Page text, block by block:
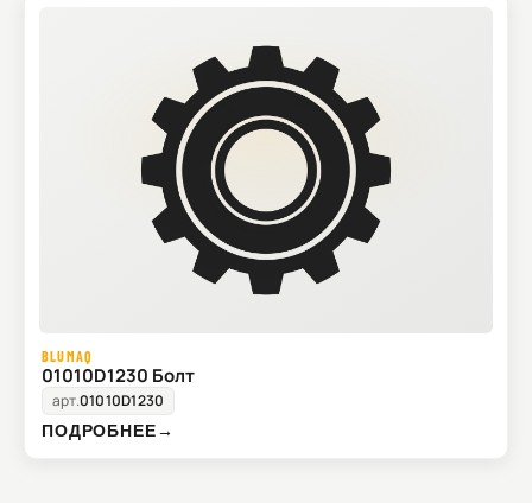
BLUMAQ
01010D1230 Болт
арт.01010D1230
ПОДРОБНЕЕ→